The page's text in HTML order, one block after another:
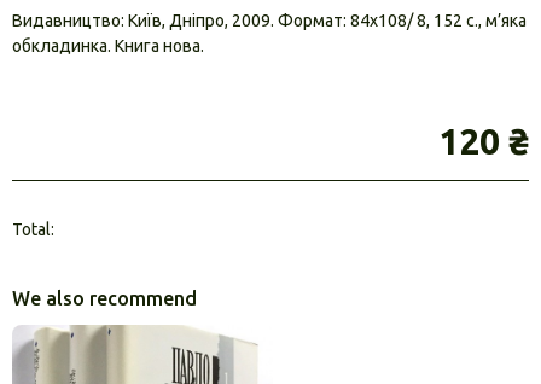
Видавництво: Київ, Дніпро, 2009. Формат: 84х108/ 8, 152 с., м’яка
обкладинка. Книга нова.
120 ₴
Total:
We also recommend